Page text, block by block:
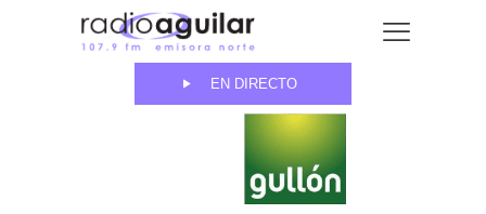
EN DIRECTO